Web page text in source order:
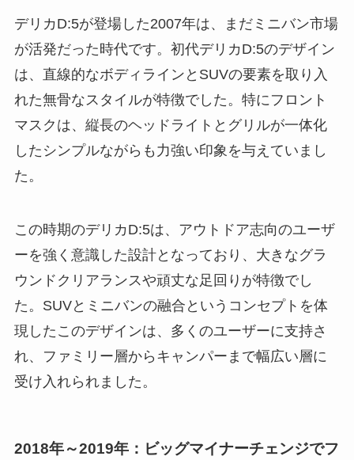
デリカD:5が登場した2007年は、まだミニバン市場
が活発だった時代です。初代デリカD:5のデザイン
は、直線的なボディラインとSUVの要素を取り入
れた無骨なスタイルが特徴でした。特にフロント
マスクは、縦長のヘッドライトとグリルが一体化
したシンプルながらも力強い印象を与えていまし
た。
この時期のデリカD:5は、アウトドア志向のユーザ
ーを強く意識した設計となっており、大きなグラ
ウンドクリアランスや頑丈な足回りが特徴でし
た。SUVとミニバンの融合というコンセプトを体
現したこのデザインは、多くのユーザーに支持さ
れ、ファミリー層からキャンパーまで幅広い層に
受け入れられました。
2018年～2019年：ビッグマイナーチェンジでフ